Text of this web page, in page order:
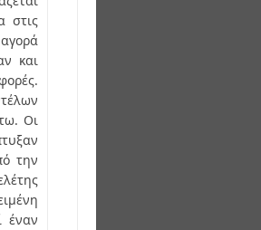
στις
και
Οι
την
έναν